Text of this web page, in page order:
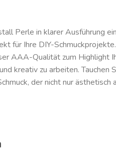
Perle in klarer Ausführung
für Ihre DIY-
AAA-Qualität zum Highlight
kreativ zu arbeiten.
der nicht nur